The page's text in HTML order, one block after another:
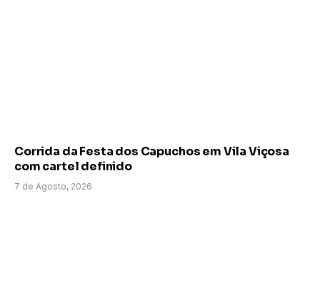
Corrida da Festa dos Capuchos em Vila Viçosa
com cartel definido
7 de Agosto, 2026